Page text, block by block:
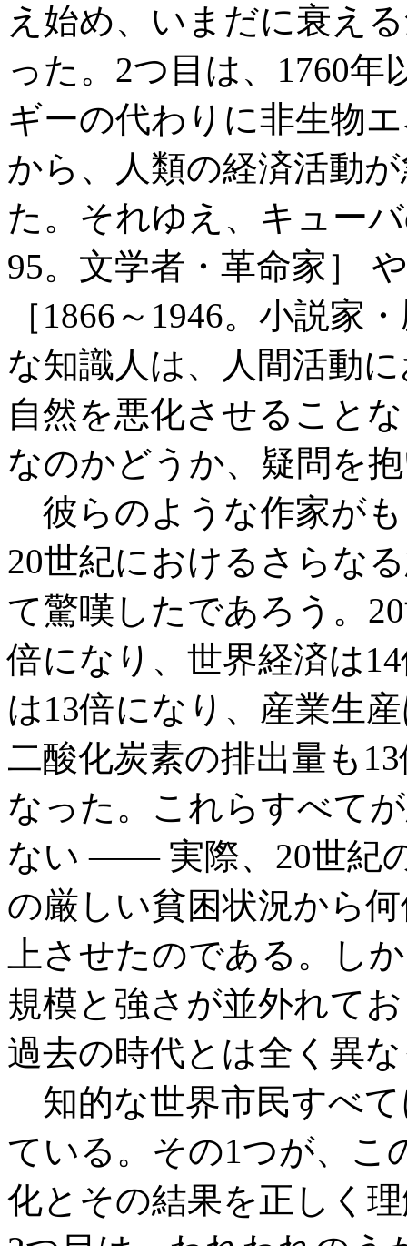
え始め、いまだに衰え
った。2つ目は、1760
ギーの代わりに非生物
から、人類の経済活動
た。それゆえ、キュー
95。文学者・革命家］
［1866～1946。小説家
な知識人は、人間活動
自然を悪化させること
なのかどうか、疑問を
彼らのような作家が
20世紀におけるさらな
て驚嘆したであろう。
倍になり、世界経済は
は13倍になり、産業生
二酸化炭素の排出量も
なった。これらすべて
ない —— 実際、20世紀
の厳しい貧困状況から
上させたのである。し
規模と強さが並外れて
過去の時代とは全く異
知的な世界市民すべ
ている。その1つが、こ
化とその結果を正しく